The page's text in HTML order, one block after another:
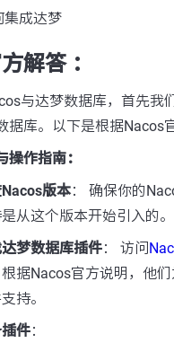
集成达梦
解答 ：
与达梦数据库，首先我
据库。以下是根据Nacos
操作指南：
版本： 确保你的
从这个版本开始引入的
梦数据库插件： 访问
据Nacos官方说明，他
持。
件：